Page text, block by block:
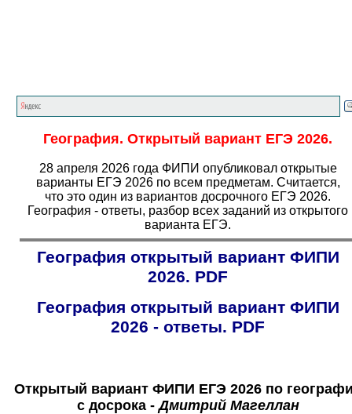
География. Открытый вариант ЕГЭ 2026.
28 апреля 2026 года ФИПИ опубликовал открытые
варианты ЕГЭ 2026 по всем предметам. Считается,
что это один из вариантов досрочного ЕГЭ 2026.
География - ответы, разбор всех заданий из открытого
варианта ЕГЭ.
География открытый вариант ФИПИ
2026. PDF
География открытый вариант ФИПИ
2026 - ответы. PDF
Открытый вариант ФИПИ ЕГЭ 2026 по
с досрока -Дмитрий Магеллан